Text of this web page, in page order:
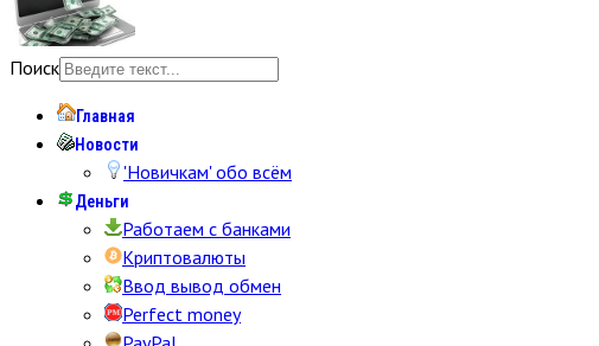
Поиск
Главная
Новости
'Новичкам' обо всём
Деньги
Работаем с банками
Криптовалюты
Ввод вывод обмен
Perfect money